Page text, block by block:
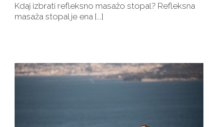
Kdaj izbrati refleksno masažo stopal? Refleksna
masaža stopal je ena [...]